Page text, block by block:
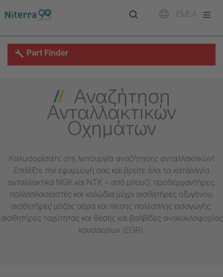
to
to
to
EMEA
Part Finder
Αναζήτηση
Ανταλλακτικών
Οχημάτων
Καλωσορίσατε στη λειτουργία αναζήτησης ανταλλακτικών!
Επιλέξτε την εφαρμογή σας και βρείτε όλα τα κατάλληλα
ανταλλακτικά NGK και NTK – από μπουζί, προθερμαντήρες,
πολλαπλασιαστές και καλώδια μέχρι αισθητήρες οξυγόνου,
αισθητήρες μάζας αέρα και πίεσης πολλαπλής εισαγωγής,
αισθητήρες ταχύτητας και θέσης και βαλβίδες ανακυκλοφορίας
καυσαερίων (EGR).